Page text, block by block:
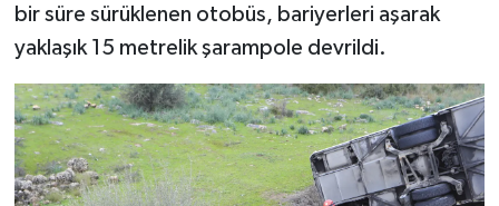
bir süre sürüklenen otobüs, bariyerleri aşarak
yaklaşık 15 metrelik şarampole devrildi.